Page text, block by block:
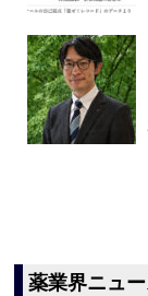
薬業界ニュ